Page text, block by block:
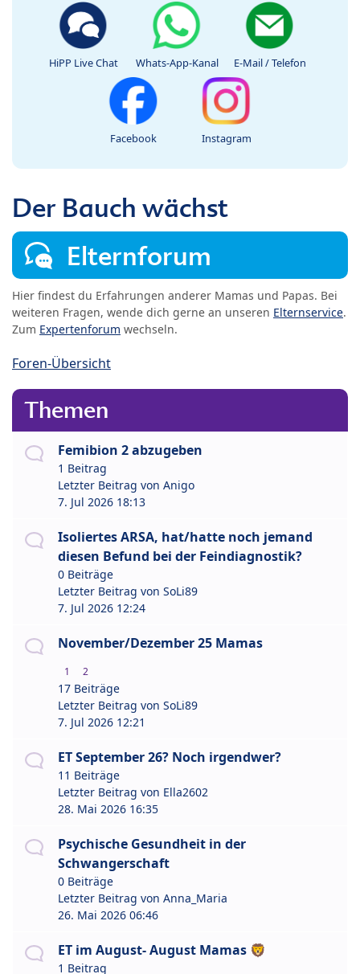
HiPP Live Chat Whats-App-Kanal E-Mail / Telefon
Facebook Instagram
Der Bauch wächst
Elternforum
Hier findest du Erfahrungen anderer Mamas und Papas. Bei
weiteren Fragen, wende dich gerne an unseren Elternservice.
Zum Expertenforum wechseln.
Foren-Übersicht
Themen
Femibion 2 abzugeben
1 Beitrag
Letzter Beitrag von Anigo
7. Jul 2026 18:13
Isoliertes ARSA, hat/hatte noch jemand
diesen Befund bei der Feindiagnostik?
0 Beiträge
Letzter Beitrag von SoLi89
7. Jul 2026 12:24
November/Dezember 25 Mamas
1 2
17 Beiträge
Letzter Beitrag von SoLi89
7. Jul 2026 12:21
ET September 26? Noch irgendwer?
11 Beiträge
Letzter Beitrag von Ella2602
28. Mai 2026 16:35
Psychische Gesundheit in der
Schwangerschaft
0 Beiträge
Letzter Beitrag von Anna_Maria
26. Mai 2026 06:46
ET im August- August Mamas 🦁
1 Beitrag